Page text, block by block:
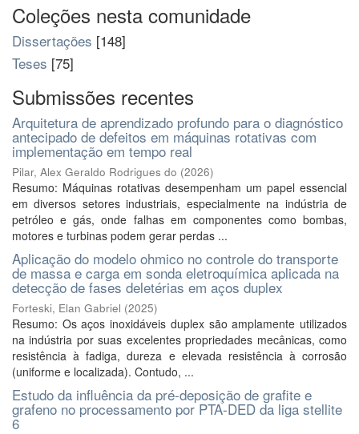
Coleções nesta comunidade
Dissertações [148]
Teses [75]
Submissões recentes
Arquitetura de aprendizado profundo para o diagnóstico
antecipado de defeitos em máquinas rotativas com
implementação em tempo real
Pilar, Alex Geraldo Rodrigues do (2026)
Resumo: Máquinas rotativas desempenham um papel essencial
em diversos setores industriais, especialmente na indústria de
petróleo e gás, onde falhas em componentes como bombas,
motores e turbinas podem gerar perdas ...
Aplicação do modelo ohmico no controle do transporte
de massa e carga em sonda eletroquímica aplicada na
detecção de fases deletérias em aços duplex
Forteski, Elan Gabriel (2025)
Resumo: Os aços inoxidáveis duplex são amplamente utilizados
na indústria por suas excelentes propriedades mecânicas, como
resistência à fadiga, dureza e elevada resistência à corrosão
(uniforme e localizada). Contudo, ...
Estudo da influência da pré-deposição de grafite e
grafeno no processamento por PTA-DED da liga stellite
6